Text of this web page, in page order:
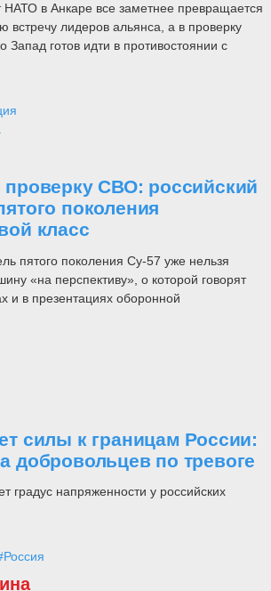
в Анкаре все заметнее превращается
встречу лидеров альянса, а в проверку
Запад готов идти в противостоянии с
СВО: российский
поколения
класс
пятого поколения Су-57 уже нельзя
«на перспективу», о которой говорят
и в презентациях оборонной
силы к границам России:
добровольцев по тревоге
градус напряженности у российских